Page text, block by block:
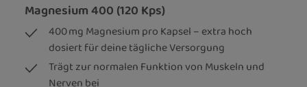
Magnesium 400 (120 Kps)
400 mg Magnesium pro Kapsel – extra hoch
dosiert für deine tägliche Versorgung
Trägt zur normalen Funktion von Muskeln und
Nerven bei